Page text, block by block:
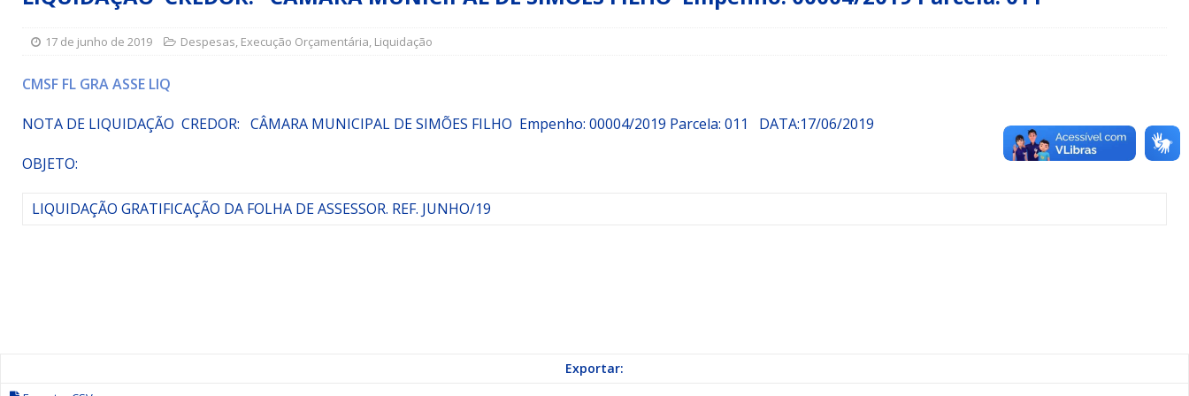
[ 15 de julho de 2026 ] Vereador Sérgio Glauber apresenta Indicação nº 088/2026 para pavimentação asfáltica em Mapele
DESTAQUE
17 de junho de 2019 Despesas, Execução Orçamentária, Liquidação
CMSF FL GRA ASSE LIQ
NOTA DE LIQUIDAÇÃO CREDOR: CÂMARA MUNICIPAL DE SIMÕES FILHO Empenho: 00004/2019 Parcela: 011 DATA:17/06/2019
OBJETO:
LIQUIDAÇÃO GRATIFICAÇÃO DA FOLHA DE ASSESSOR. REF. JUNHO/19
Exportar: